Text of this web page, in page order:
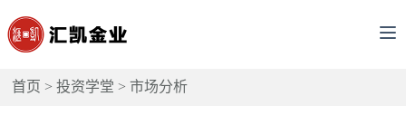
首页 >投资学堂 >市场分析